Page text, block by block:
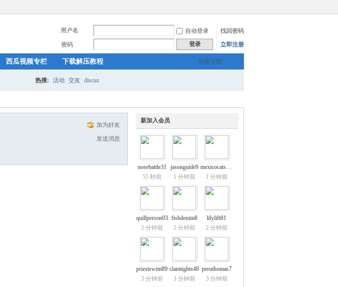
用户名 自动登录
找回密码
密码
登录 立即注册
快捷导航
西瓜视频专栏 下载解压教程
热搜: 活动 交友 discuz
新加入会员
nosebattle31
55 秒前
jasonguide9
1 分钟前
mexicocatsup5
1 分钟前
quillperson03
2 分钟前
fishdenim8
2 分钟前
lilylift81
2 分钟前
priestswim89
3 分钟前
clamtights48
3 分钟前
peruthomas7
3 分钟前
加为好友
发送消息